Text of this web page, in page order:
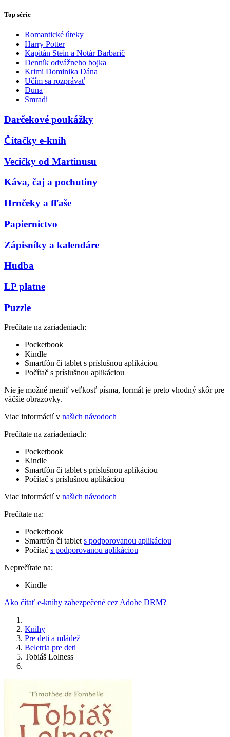
Top série
Romantické úteky
Harry Potter
Kapitán Stein a Notár Barbarič
Denník odvážneho bojka
Krimi Dominika Dána
Učím sa rozprávať
Duna
Smradi
Darčekové poukážky
Čítačky e-kníh
Vecičky od Martinusu
Káva, čaj a pochutiny
Hrnčeky a fľaše
Papiernictvo
Zápisníky a kalendáre
Hudba
LP platne
Puzzle
Prečítate na zariadeniach:
Pocketbook
Kindle
Smartfón či tablet s príslušnou aplikáciou
Počítač s príslušnou aplikáciou
Nie je možné meniť veľkosť písma, formát je preto vhodný skôr pre
väčšie obrazovky.
Viac informácií v našich návodoch
Prečítate na zariadeniach:
Pocketbook
Kindle
Smartfón či tablet s príslušnou aplikáciou
Počítač s príslušnou aplikáciou
Viac informácií v našich návodoch
Prečítate na:
Pocketbook
Smartfón či tablet s podporovanou aplikáciou
Počítač s podporovanou aplikáciou
Neprečítate na:
Kindle
Ako čítať e-knihy zabezpečené cez Adobe DRM?
Knihy
Pre deti a mládež
Beletria pre deti
Tobiáš Lolness